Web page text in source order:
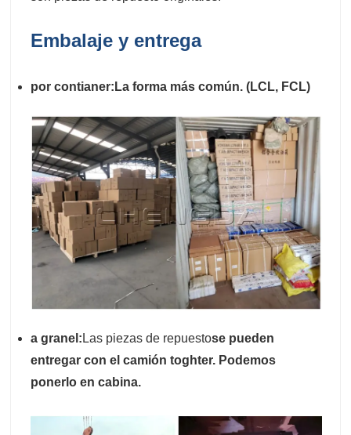
Embalaje y entrega
por contianer:La forma más común. (LCL, FCL)
a granel: Las piezas de repuestose pueden
entregar con el camión toghter. Podemos
ponerlo en cabina.